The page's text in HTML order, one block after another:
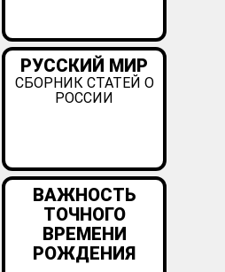
РУССКИЙ МИР
СБОРНИК СТАТЕЙ О
РОССИИ
ВАЖНОСТЬ
ТОЧНОГО
ВРЕМЕНИ
РОЖДЕНИЯ